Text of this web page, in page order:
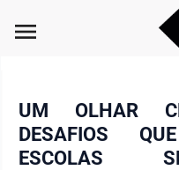
menu
UM OLHAR
DESAFIOS
ESCOLAS